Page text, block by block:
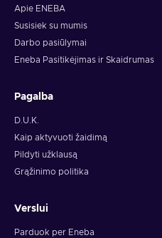
Apie ENEBA
Susisiek su mumis
Darbo pasiūlymai
Eneba Pasitikėjimas ir Skaidrumas
Pagalba
D.U.K.
Kaip aktyvuoti žaidimą
Pildyti užklausą
Grąžinimo politika
Verslui
Parduok per Eneba